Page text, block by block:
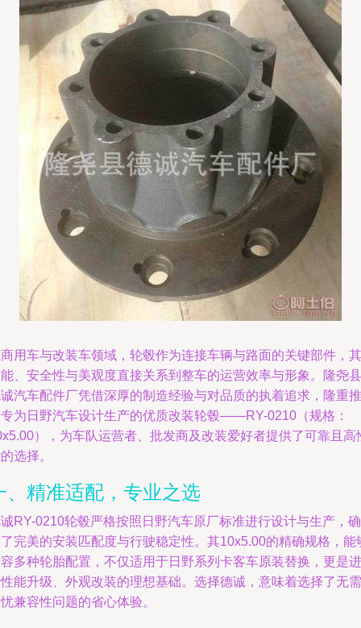
用车与改装车领域，轮毂作为连接车辆与路面的关键部件，其
、安全性与美观度直接关系到整车的运营效率与形象。隆尧县
汽车配件厂凭借深厚的制造经验与对品质的执着追求，隆重推
为日野汽车设计生产的优质改装轮毂——RY-0210（规格：
），为车队运营者、批发商及改装爱好者提供了可靠且高
选择。
、精准适配，专业之选
RY-0210轮毂严格按照日野汽车原厂标准进行设计与生产，确
完美的安装匹配度与行驶稳定性。其10x5.00的精确规格，能
多种轮胎配置，不仅适用于日野系列卡客车原装替换，更是进
能升级、外观改装的理想基础。选择德诚，意味着选择了无需
兼容性问题的省心体验。